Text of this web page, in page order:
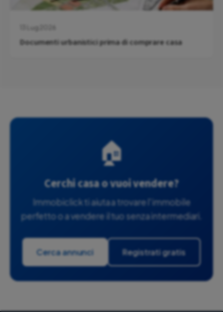
Documenti urbanistici prima di comprare casa
🏠
Cerchi casa o vuoi vendere?
Immobiclick ti aiuta a trovare l'immobile
perfetto o a vendere il tuo senza intermediari.
Cerca annunci Registrati gratis